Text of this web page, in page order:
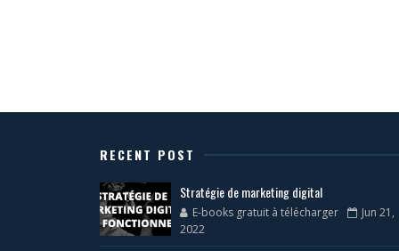
RECENT POST
Stratégie de marketing digital
E-books gratuit à télécharger
Jun 21,
2022